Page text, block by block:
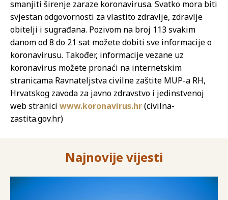
smanjiti širenje zaraze koronavirusa. Svatko mora biti
svjestan odgovornosti za vlastito zdravlje, zdravlje
obitelji i sugrađana. Pozivom na broj 113 svakim
danom od 8 do 21 sat možete dobiti sve informacije o
koronavirusu. Također, informacije vezane uz
koronavirus možete pronaći na internetskim
stranicama Ravnateljstva civilne zaštite MUP-a RH,
Hrvatskog zavoda za javno zdravstvo i jedinstvenoj
web stranici www.koronavirus.hr(civilna-
zastita.gov.hr)
Najnovije vijesti